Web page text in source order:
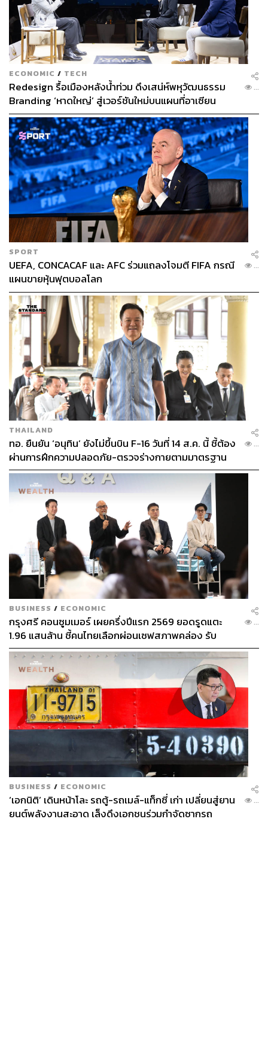
ECONOMIC / TECH
Redesign รื้อเมืองหลังน้ำท่วม ดึงเสน่ห์พหุวัฒนธรรม
Branding ‘หาดใหญ่’ สู่เวอร์ชันใหม่บนแผนที่อาเซียน
...
SPORT
UEFA, CONCACAF และ AFC ร่วมแถลงโจมตี FIFA กรณี
แผนขายหุ้นฟุตบอลโลก
...
THAILAND
ทอ. ยืนยัน ‘อนุทิน’ ยังไม่ขึ้นบิน F-16 วันที่ 14 ส.ค. นี้ ชี้ต้อง
ผ่านการฝึกความปลอดภัย-ตรวจร่างกายตามมาตรฐาน
ก่อน
...
BUSINESS / ECONOMIC
กรุงศรี คอนซูมเมอร์ เผยครึ่งปีแรก 2569 ยอดรูดแตะ
1.96 แสนล้าน ชี้คนไทยเลือกผ่อนเซฟสภาพคล่อง รับ
เศรษฐกิจผันผวนฉุดผลประกอบการพลาดเป้า
...
BUSINESS / ECONOMIC
‘เอกนิติ’ เดินหน้าโละ รถตู้-รถเมล์-แท็กซี่ เก่า เปลี่ยนสู่ยาน
ยนต์พลังงานสะอาด เล็งดึงเอกชนร่วมกำจัดซากรถ
...